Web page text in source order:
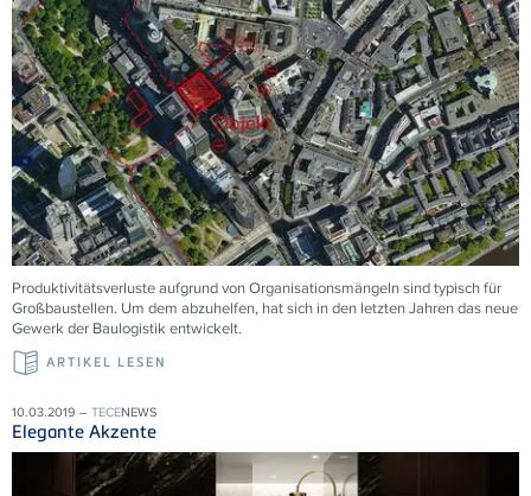
Produktivitätsverluste aufgrund von Organisationsmängeln sind typisch für
Großbaustellen. Um dem abzuhelfen, hat sich in den letzten Jahren das neue
Gewerk der Baulogistik entwickelt.
ARTIKEL LESEN
10.03.2019 – TECENEWS
Elegante Akzente